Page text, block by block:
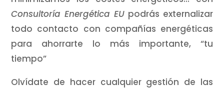
Consultoría Energética EU podrás externalizar
todo contacto con compañías energéticas
para ahorrarte lo más importante, “tu
tiempo”
Olvídate de hacer cualquier gestión de las